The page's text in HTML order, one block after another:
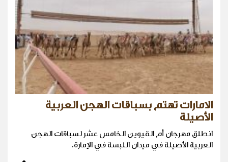
الامارات تهتم بسباقات الهجن العربية
الأصيلة
انطلق مهرجان أم القيوين الخامس عشر لسباقات الهجن
العربية الأصيلة في ميدان اللبسة في الإمارة.